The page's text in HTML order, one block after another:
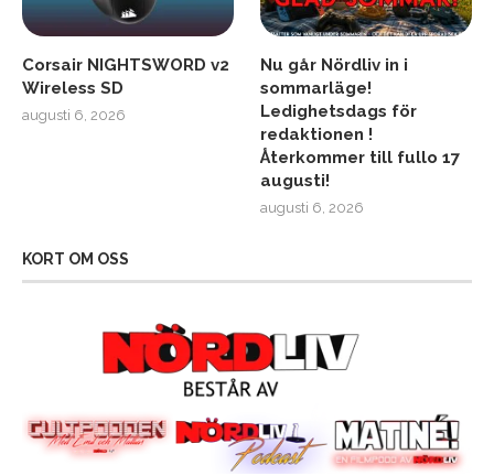
Corsair NIGHTSWORD v2
Wireless SD
augusti 6, 2026
Nu går Nördliv in i
sommarläge!
Ledighetsdags för
redaktionen !
Återkommer till fullo 17
augusti!
augusti 6, 2026
KORT OM OSS